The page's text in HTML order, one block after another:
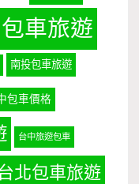
包車旅遊
南投包車旅遊
包車價格
台中旅遊包車
北包車旅遊